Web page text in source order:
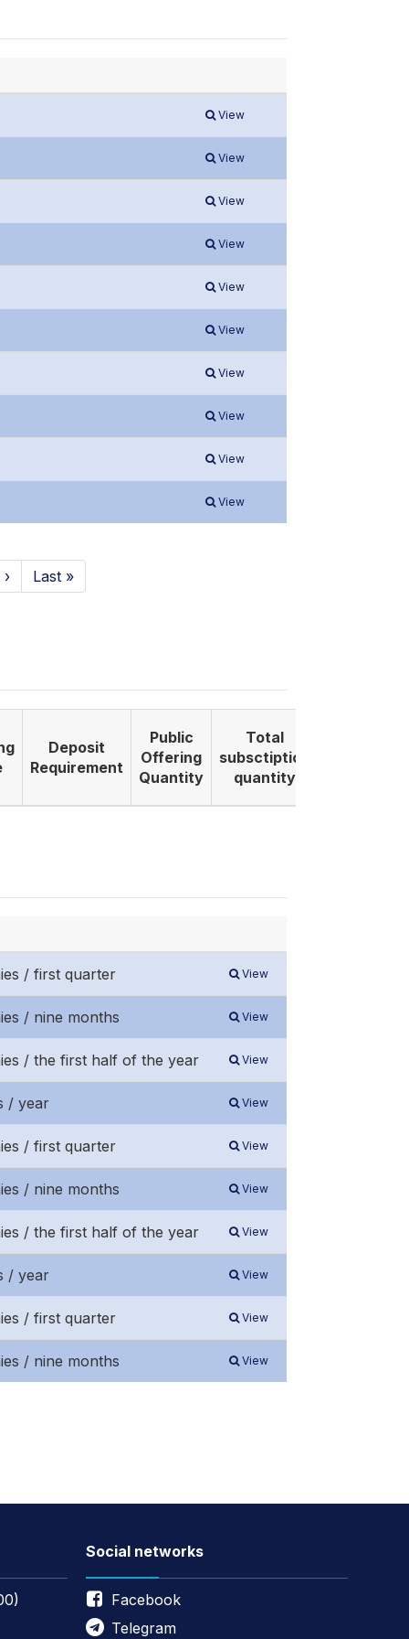
View
View
View
View
View
View
View
View
View
View
Last »
Deposit
Requirement
Public
Offering
Quantity
Total
subsctiption
quantity
/ first quarter View
/ nine months View
/ the first half of the year View
/ year View
/ first quarter View
/ nine months View
/ the first half of the year View
/ year View
/ first quarter View
/ nine months View
Social networks
Facebook
Telegram